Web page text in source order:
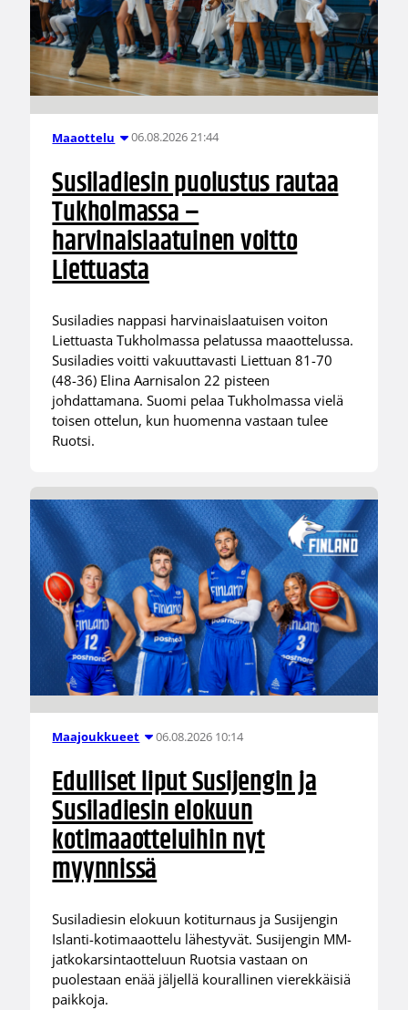
Maaottelu 06.08.2026 21:44
Susiladiesin puolustus rautaa
Tukholmassa –
harvinaislaatuinen voitto
Liettuasta
Susiladies nappasi harvinaislaatuisen voiton
Liettuasta Tukholmassa pelatussa maaottelussa.
Susiladies voitti vakuuttavasti Liettuan 81-70
(48-36) Elina Aarnisalon 22 pisteen
johdattamana. Suomi pelaa Tukholmassa vielä
toisen ottelun, kun huomenna vastaan tulee
Ruotsi.
Maajoukkueet 06.08.2026 10:14
Edulliset liput Susijengin ja
Susiladiesin elokuun
kotimaaotteluihin nyt
myynnissä
Susiladiesin elokuun kotiturnaus ja Susijengin
Islanti-kotimaaottelu lähestyvät. Susijengin MM-
jatkokarsintaotteluun Ruotsia vastaan on
puolestaan enää jäljellä kourallinen vierekkäisiä
paikkoja.